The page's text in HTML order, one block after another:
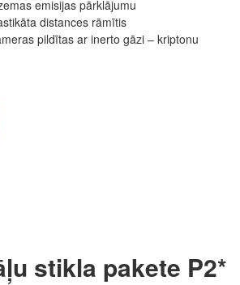
emisijas pārklājumu
distances rāmītis
pildītas ar inerto gāzi – kriptonu
stikla pakete P2*